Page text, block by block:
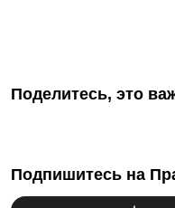
Поделитесь, это
Подпишитесь на